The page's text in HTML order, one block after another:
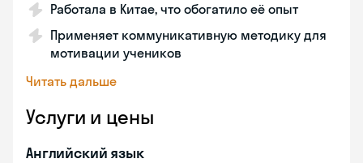
Работала в Китае, что обогатило её опыт
Применяет коммуникативную методику для
мотивации учеников
Читать дальше
Услуги и цены
Английский язык